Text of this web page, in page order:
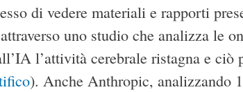
di vedere materiali e rapporti
uno studio che analizza le
l’attività cerebrale ristagna e
). Anche Anthropic, analizzando